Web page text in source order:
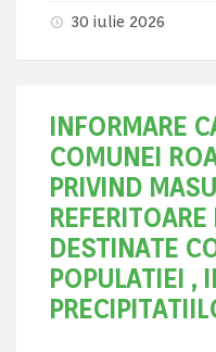
30 iulie 2026
INFORMARE
COMUNEI
PRIVIND
DESTINATE
POPULATIEI ,